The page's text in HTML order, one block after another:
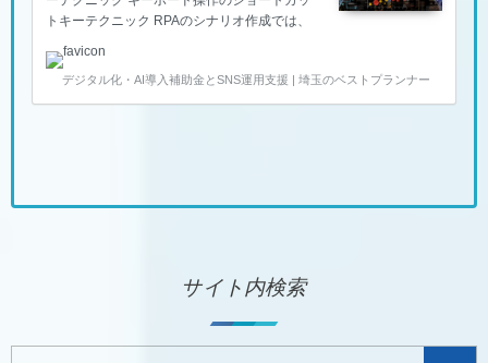
トキーテクニック RPAのシナリオ作成では、
ョートカットキー】が非常に有効です。この操
作は、RPAのシナリオに限らず、普段のパソコ
ン操作としてもご活用いただけます。 働き方
ますので、ぜひこのテクニックを普段の業務で
デジタル化・AI導入補助金とSNS運用支援 | 埼玉のベストプランナー
サイト内検索